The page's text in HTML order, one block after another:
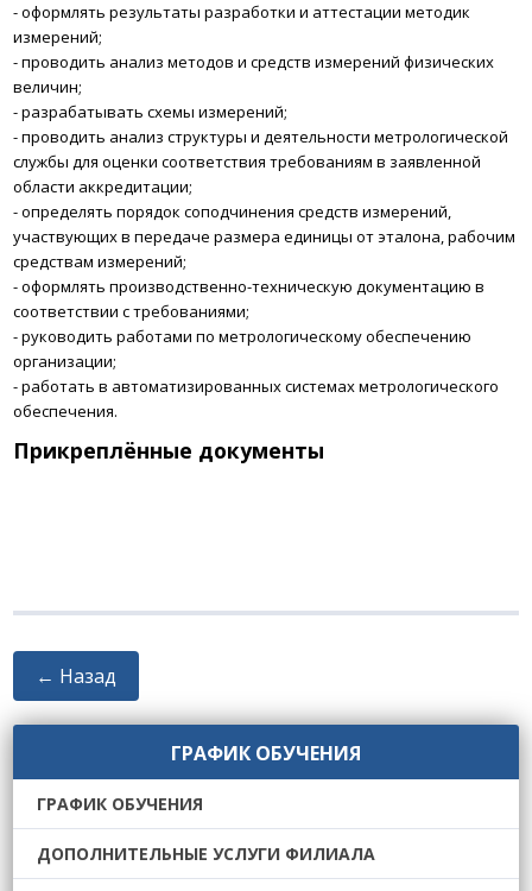
-оформлять результаты разработки и аттестации методик
измерений;
-проводить анализ методов и средств измерений физических
величин;
-разрабатывать схемы измерений;
-проводить анализ структуры и деятельности метрологической
службы для оценки соответствия требованиям в заявленной
области аккредитации;
-определять порядок соподчинения средств измерений,
участвующих в передаче размера единицы от эталона, рабочим
средствам измерений;
-оформлять производственно-техническую документацию в
соответствии с требованиями;
-руководить работами по метрологическому обеспечению
организации;
-работать в автоматизированных системах метрологического
обеспечения.
Прикреплённые документы
← Назад
ГРАФИК ОБУЧЕНИЯ
ГРАФИК ОБУЧЕНИЯ
ДОПОЛНИТЕЛЬНЫЕ УСЛУГИ ФИЛИАЛА